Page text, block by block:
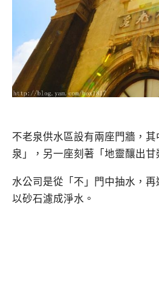
不老泉供水區設有兩座門牆，
泉」，另一座刻著「地靈釀出甘
水公司是從「不」門中抽水，
以砂石濾成淨水。